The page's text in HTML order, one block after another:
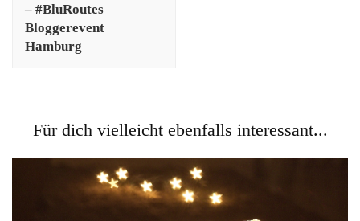
– #BluRoutes
Bloggerevent
Hamburg
Für dich vielleicht ebenfalls interessant...